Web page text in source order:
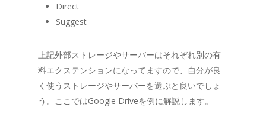
Direct
Suggest
上記外部ストレージやサーバーはそれぞれ別の有
料エクステンションになってますので、自分が良
く使うストレージやサーバーを選ぶと良いでしょ
う。ここではGoogle Driveを例に解説します。